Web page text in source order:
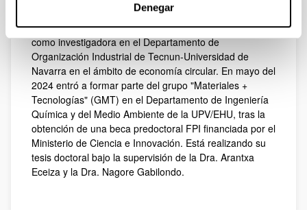
Denegar
Materiales Renovables en la Escuela de Ingeniería de
Gipuzkoa de la UPV/EHU. Durante un tiempo trabajó
como investigadora en el Departamento de
Organización Industrial de Tecnun-Universidad de
Navarra en el ámbito de economía circular. En mayo del
2024 entró a formar parte del grupo "Materiales +
Tecnologías" (GMT) en el Departamento de Ingeniería
Química y del Medio Ambiente de la UPV/EHU, tras la
obtención de una beca predoctoral FPI financiada por el
Ministerio de Ciencia e Innovación. Está realizando su
tesis doctoral bajo la supervisión de la Dra. Arantxa
Eceiza y la Dra. Nagore Gabilondo.